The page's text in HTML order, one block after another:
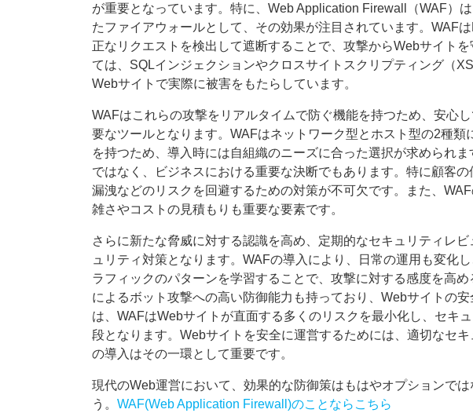
が重要となっています。特に、Web Application Firewall（WAF）
たファイアウォールとして、その効果が注目されています。WAF
正なリクエストを検出して遮断することで、攻撃からWebサイト
ては、SQLインジェクションやクロスサイトスクリプティング（
Webサイトで実際に被害をもたらしています。
WAFはこれらの攻撃をリアルタイムで防ぐ機能を持つため、安心
要なツールとなります。WAFはネットワーク型とホスト型の2種類
を持つため、導入時には自組織のニーズに合った選択が求められ
ではなく、ビジネスにおける重要な決断でもあります。特に顧客
漏洩などのリスクを回避するための対策が不可欠です。また、
雑さやコストの見積もりも重要な要素です。
さらに新たな脅威に対する認識を高め、定期的なセキュリティレ
ュリティ対策となります。WAFの導入により、日常の運用も変化
ラフィックのパターンを学習することで、攻撃に対する感度を高
によるボット攻撃への高い防御能力も持っており、Webサイトの
は、WAFはWebサイトが直面する多くのリスクを最小化し、セキ
段となります。Webサイトを安全に運営するためには、適切なセ
の導入はその一環として重要です。
現代のWeb運営において、効果的な防御策はもはやオプションで
う。 WAF(Web Application Firewall)のことならこちら